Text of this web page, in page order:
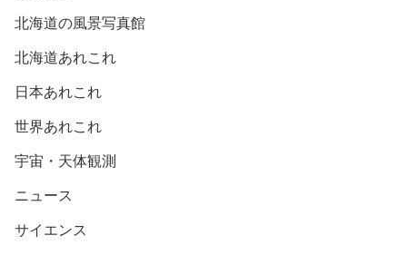
北海道の風景写真館
北海道あれこれ
日本あれこれ
世界あれこれ
宇宙・天体観測
ニュース
サイエンス